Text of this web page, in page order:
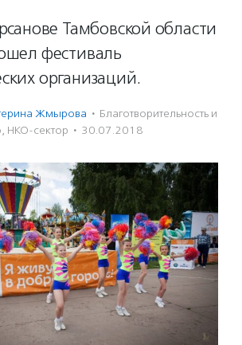
Тамбовской области
фестиваль
организаций.
Жмырова · Благотвори­тель­ность и
, НКО-сектор · 30.07.2018